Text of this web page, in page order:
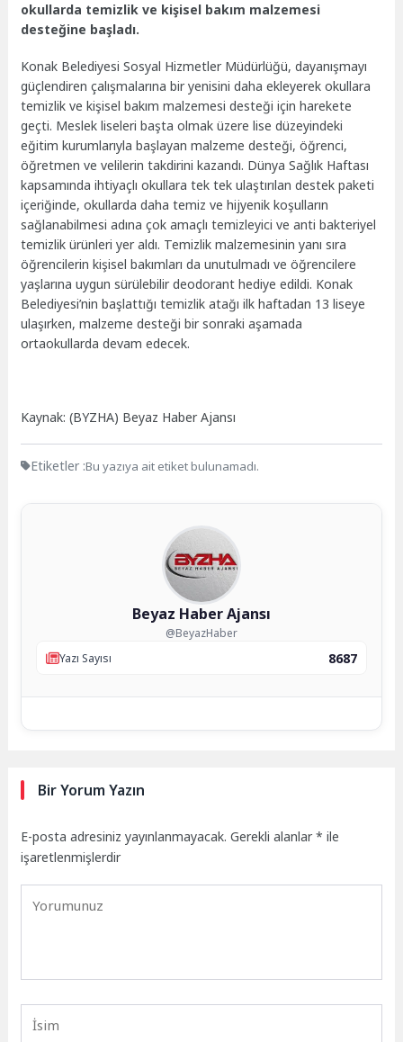
okullarda temizlik ve kişisel bakım malzemesi
desteğine başladı.
Konak Belediyesi Sosyal Hizmetler Müdürlüğü, dayanışmayı
güçlendiren çalışmalarına bir yenisini daha ekleyerek okullara
temizlik ve kişisel bakım malzemesi desteği için harekete
geçti. Meslek liseleri başta olmak üzere lise düzeyindeki
eğitim kurumlarıyla başlayan malzeme desteği, öğrenci,
öğretmen ve velilerin takdirini kazandı. Dünya Sağlık Haftası
kapsamında ihtiyaçlı okullara tek tek ulaştırılan destek paketi
içeriğinde, okullarda daha temiz ve hijyenik koşulların
sağlanabilmesi adına çok amaçlı temizleyici ve anti bakteriyel
temizlik ürünleri yer aldı. Temizlik malzemesinin yanı sıra
öğrencilerin kişisel bakımları da unutulmadı ve öğrencilere
yaşlarına uygun sürülebilir deodorant hediye edildi. Konak
Belediyesi’nin başlattığı temizlik atağı ilk haftadan 13 liseye
ulaşırken, malzeme desteği bir sonraki aşamada
ortaokullarda devam edecek.
Kaynak: (BYZHA) Beyaz Haber Ajansı
Etiketler :Bu yazıya ait etiket bulunamadı.
Beyaz Haber Ajansı
@BeyazHaber
Yazı Sayısı
8687
Bir Yorum Yazın
E-posta adresiniz yayınlanmayacak. Gerekli alanlar* ile
işaretlenmişlerdir